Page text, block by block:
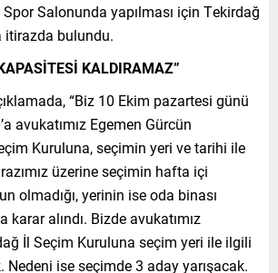
Salonunda yapılması için Tekirdağ
itirazda bulundu.
KALDIRAMAZ”
“Biz 10 Ekim pazartesi günü
avukatımız Egemen Gürcün
Kuruluna, seçimin yeri ve tarihi ile
üzerine seçimin hafta içi
olmadığı, yerinin ise oda binası
karar alındı. Bizde avukatımız
İl Seçim Kuruluna seçim yeri ile ilgili
ise seçimde 3 aday yarışacak.